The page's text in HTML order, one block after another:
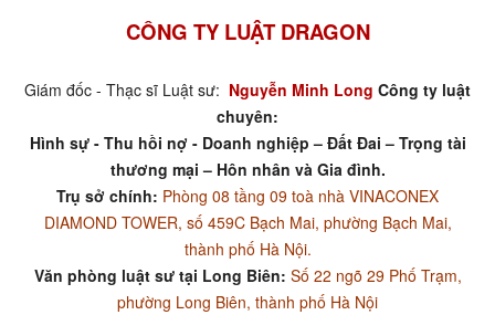
CÔNG TY LUẬT DRAGON
Giám đốc - Thạc sĩ Luật sư: Nguyễn Minh Long Công ty luật
chuyên:
Hình sự - Thu hồi nợ - Doanh nghiệp – Đất Đai – Trọng tài
thương mại – Hôn nhân và Gia đình.
Trụ sở chính: Phòng 08 tầng 09 toà nhà VINACONEX
DIAMOND TOWER, số 459C Bạch Mai, phường Bạch Mai,
thành phố Hà Nội.
Văn phòng luật sư tại Long Biên: Số 22 ngõ 29 Phố Trạm,
phường Long Biên, thành phố Hà Nội